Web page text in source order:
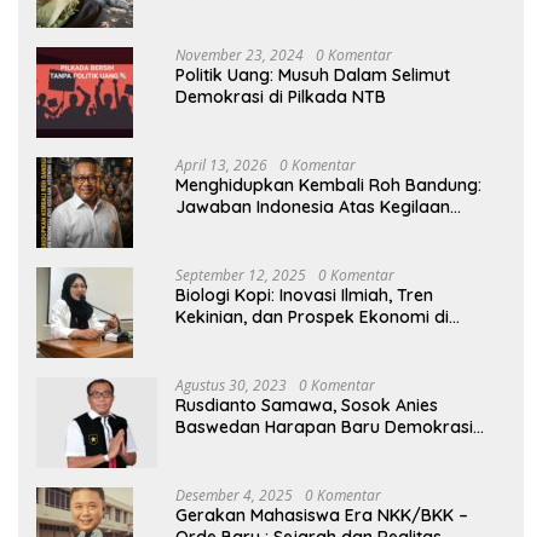
November 23, 2024 0 Komentar
Politik Uang: Musuh Dalam Selimut
Demokrasi di Pilkada NTB
April 13, 2026 0 Komentar
Menghidupkan Kembali Roh Bandung:
Jawaban Indonesia Atas Kegilaan
September 12, 2025 0 Komentar
Biologi Kopi: Inovasi Ilmiah, Tren
Kekinian, dan Prospek Ekonomi di
Agustus 30, 2023 0 Komentar
Rusdianto Samawa, Sosok Anies
Baswedan Harapan Baru Demokrasi
Desember 4, 2025 0 Komentar
Gerakan Mahasiswa Era NKK/BKK –